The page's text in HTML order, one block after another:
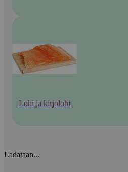
Lohi ja kirjolohi
Ladataan...